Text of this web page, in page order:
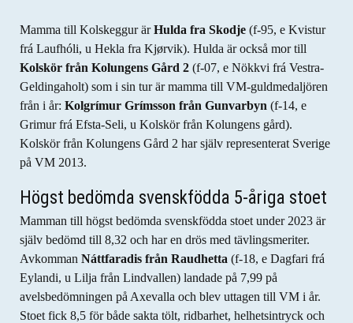
Mamma till Kolskeggur ärHulda fra Skodje (f-95, e Kvistur
frá Laufhóli, u Hekla fra Kjørvik). Hulda är också mor till
Kolskör från Kolungens Gård 2 (f-07, e Nökkvi frá Vestra-
Geldingaholt) som i sin tur är mamma till VM-guldmedaljören
från i år: Kolgrímur Grímsson från Gunvarbyn (f-14, e
Grimur frá Efsta-Seli, u Kolskör från Kolungens gård).
Kolskör från Kolungens Gård 2 har själv representerat Sverige
på VM 2013.
Högst bedömda svenskfödda 5-åriga stoet
Mamman till högst bedömda svenskfödda stoet under 2023 är
själv bedömd till 8,32 och har en drös med tävlingsmeriter.
Avkomman Náttfaradis från Raudhetta (f-18, e Dagfari frá
Eylandi, u Lilja från Lindvallen) landade på 7,99 på
avelsbedömningen på Axevalla och blev uttagen till VM i år.
Stoet fick 8,5 för både sakta tölt, ridbarhet, helhetsintryck och